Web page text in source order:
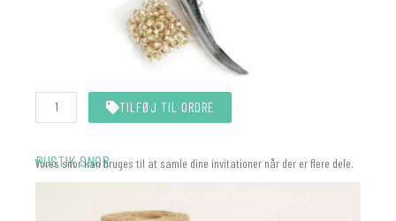
Nittetang
In-
(Eyelet)
antal
TILFØJ TIL ORDRE
RUSTIK SNOR
Vores snor kan bruges til at samle dine invitationer når der er flere dele.